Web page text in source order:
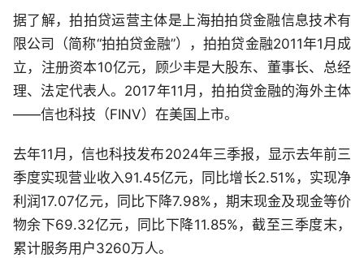
据了解，拍拍贷运营主体是上海拍拍贷金融信息技术有
限公司（简称“拍拍贷金融”），拍拍贷金融2011年1月成
立，注册资本10亿元，顾少丰是大股东、董事长、总经
理、法定代表人。2017年11月，拍拍贷金融的海外主体
——信也科技（FINV）在美国上市。
去年11月，信也科技发布2024年三季报，显示去年前三
季度实现营业收入91.45亿元，同比增长2.51%，实现净
利润17.07亿元，同比下降7.98%，期末现金及现金等价
物余下69.32亿元，同比下降11.85%，截至三季度末，
累计服务用户3260万人。